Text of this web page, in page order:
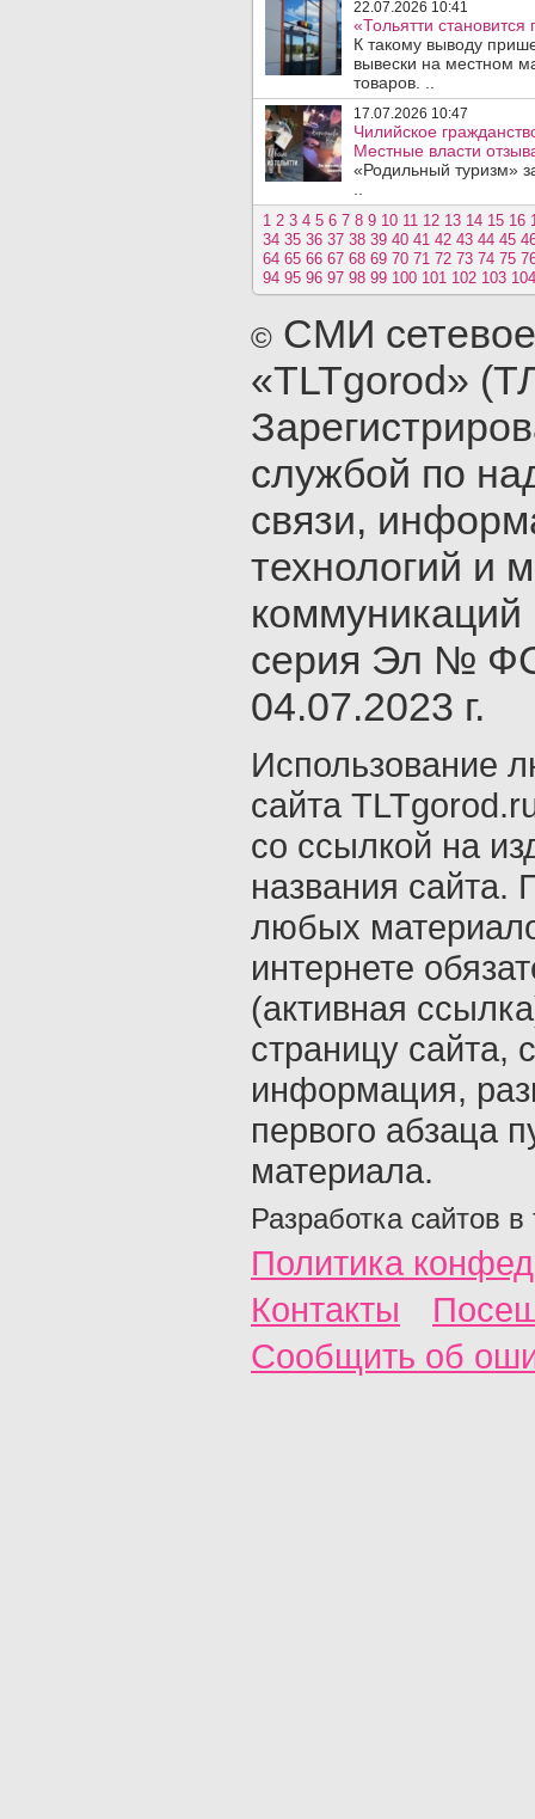
22.07.2026 10:41
«Тольятти
К такому выводу
вывески на местном
товаров. ..
17.07.2026 10:47
Чилийское
Местные власти
«Родильный туризм»
1 2 3 4 5 6 7 8 9 10 11 12 13 14 15 16
34 35 36 37 38 39 40 41 42 43 44 45
64 65 66 67 68 69 70 71 72 73 74 75
94 95 96 97 98 99 100 101 102 103 104
© СМИ
«TLTgorod»
службой по
связи,
технологий и
серия Эл №
04.07.2023 г.
Использование
сайта
со ссылкой на
названия сайта.
любых
интернете
(активная
страницу сайта,
информация,
первого абзаца
материала.
Разработка сайтов в
Политика
Контакты
Сообщить об